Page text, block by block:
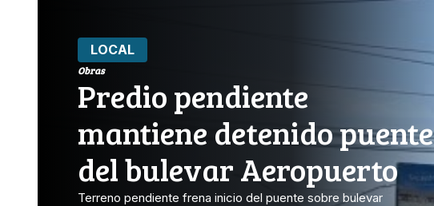
LOCAL
Obras
Predio pendiente
mantiene detenido puente
del bulevar Aeropuerto
Terreno pendiente frena inicio del puente sobre bulevar